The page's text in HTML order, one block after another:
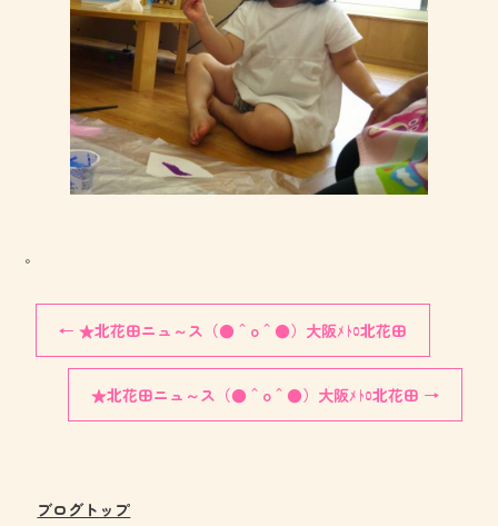
。
← ★北花田ニュ～ス（●＾o＾●）大阪ﾒﾄﾛ北花田
★北花田ニュ～ス（●＾o＾●）大阪ﾒﾄﾛ北花田 →
ブログトップ